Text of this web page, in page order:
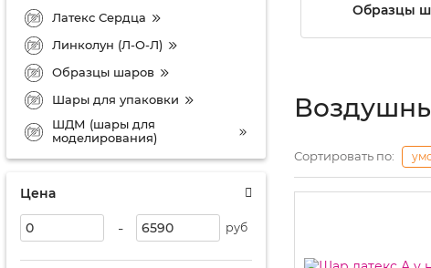
Латекс Сердца
Линколун (Л-О-Л)
Образцы шаров
Шары для упаковки
ШДМ (шары для
моделирования)
Цена
- руб
Образцы
Сортировать по: